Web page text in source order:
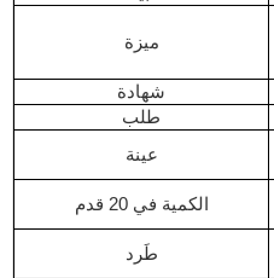
ميزة
شهادة
طلب
عينة
الكمية في 20 قدم
طَرد